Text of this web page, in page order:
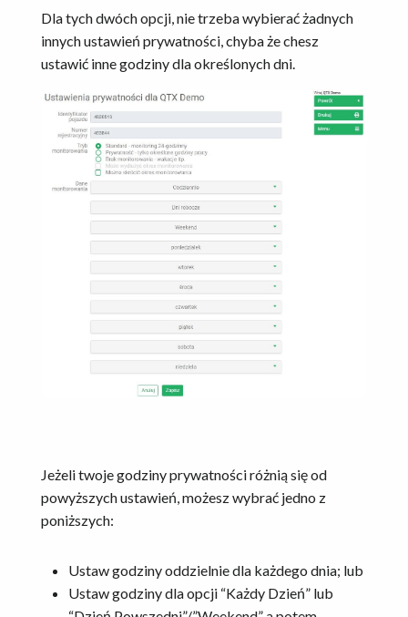
Dla tych dwóch opcji, nie trzeba wybierać żadnych
innych ustawień prywatności, chyba że chesz
ustawić inne godziny dla określonych dni.
Jeżeli twoje godziny prywatności różnią się od
powyższych ustawień, możesz wybrać jedno z
poniższych:
Ustaw godziny oddzielnie dla każdego dnia; lub
Ustaw godziny dla opcji “Każdy Dzień” lub